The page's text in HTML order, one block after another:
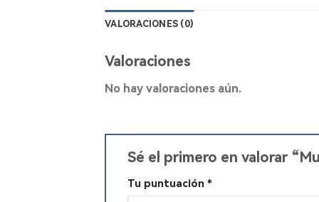
VALORACIONES (0)
Valoraciones
No hay valoraciones aún.
Sé el primero en valorar
Tu puntuación *